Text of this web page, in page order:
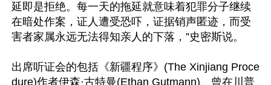
延即是拒绝。每一天的拖延就意味着犯罪分子继续
在暗处作案，证人遭受恐吓，证据销声匿迹，而受
害者家属永远无法得知亲人的下落，”史密斯说。
出席听证会的包括《新疆程序》(The Xinjiang Proce
dure)作者伊森·古特曼(Ethan Gutmann)、曾在川普